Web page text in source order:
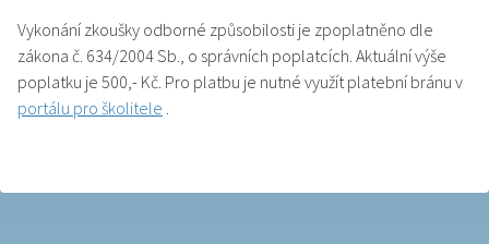
Vykonání zkoušky odborné způsobilosti je zpoplatněno dle
zákona č. 634/2004 Sb., o správních poplatcích. Aktuální výše
poplatku je 500,- Kč. Pro platbu je nutné využít platební bránu v
portálu pro školitele .